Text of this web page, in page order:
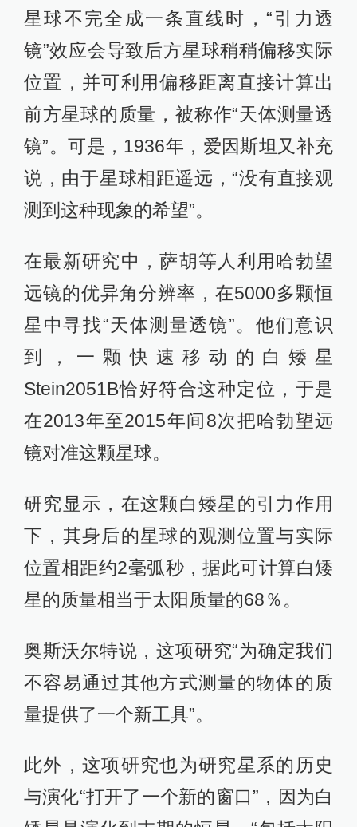
星球不完全成一条直线时，“引力透
镜”效应会导致后方星球稍稍偏移实际
位置，并可利用偏移距离直接计算出
前方星球的质量，被称作“天体测量透
镜”。可是，1936年，爱因斯坦又补充
说，由于星球相距遥远，“没有直接观
测到这种现象的希望”。
在最新研究中，萨胡等人利用哈勃望
远镜的优异角分辨率，在5000多颗恒
星中寻找“天体测量透镜”。他们意识
到，一颗快速移动的白矮星
Stein2051B恰好符合这种定位，于是
在2013年至2015年间8次把哈勃望远
镜对准这颗星球。
研究显示，在这颗白矮星的引力作用
下，其身后的星球的观测位置与实际
位置相距约2毫弧秒，据此可计算白矮
星的质量相当于太阳质量的68％。
奥斯沃尔特说，这项研究“为确定我们
不容易通过其他方式测量的物体的质
量提供了一个新工具”。
此外，这项研究也为研究星系的历史
与演化“打开了一个新的窗口”，因为白